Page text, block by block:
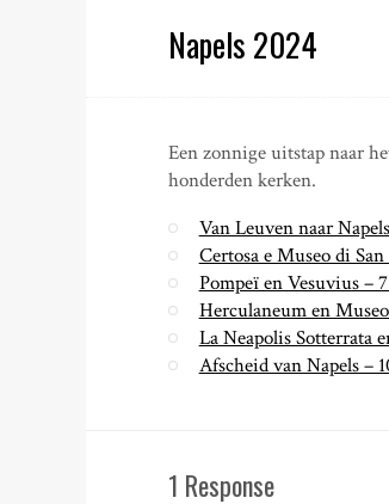
Napels 2024
Een zonnige uitstap naar
honderden kerken.
Van Leuven naar
Certosa e Museo di
Pompeï en Vesuvius –
Herculaneum en
La Neapolis Sotterrata
Afscheid van Napels –
1 Response